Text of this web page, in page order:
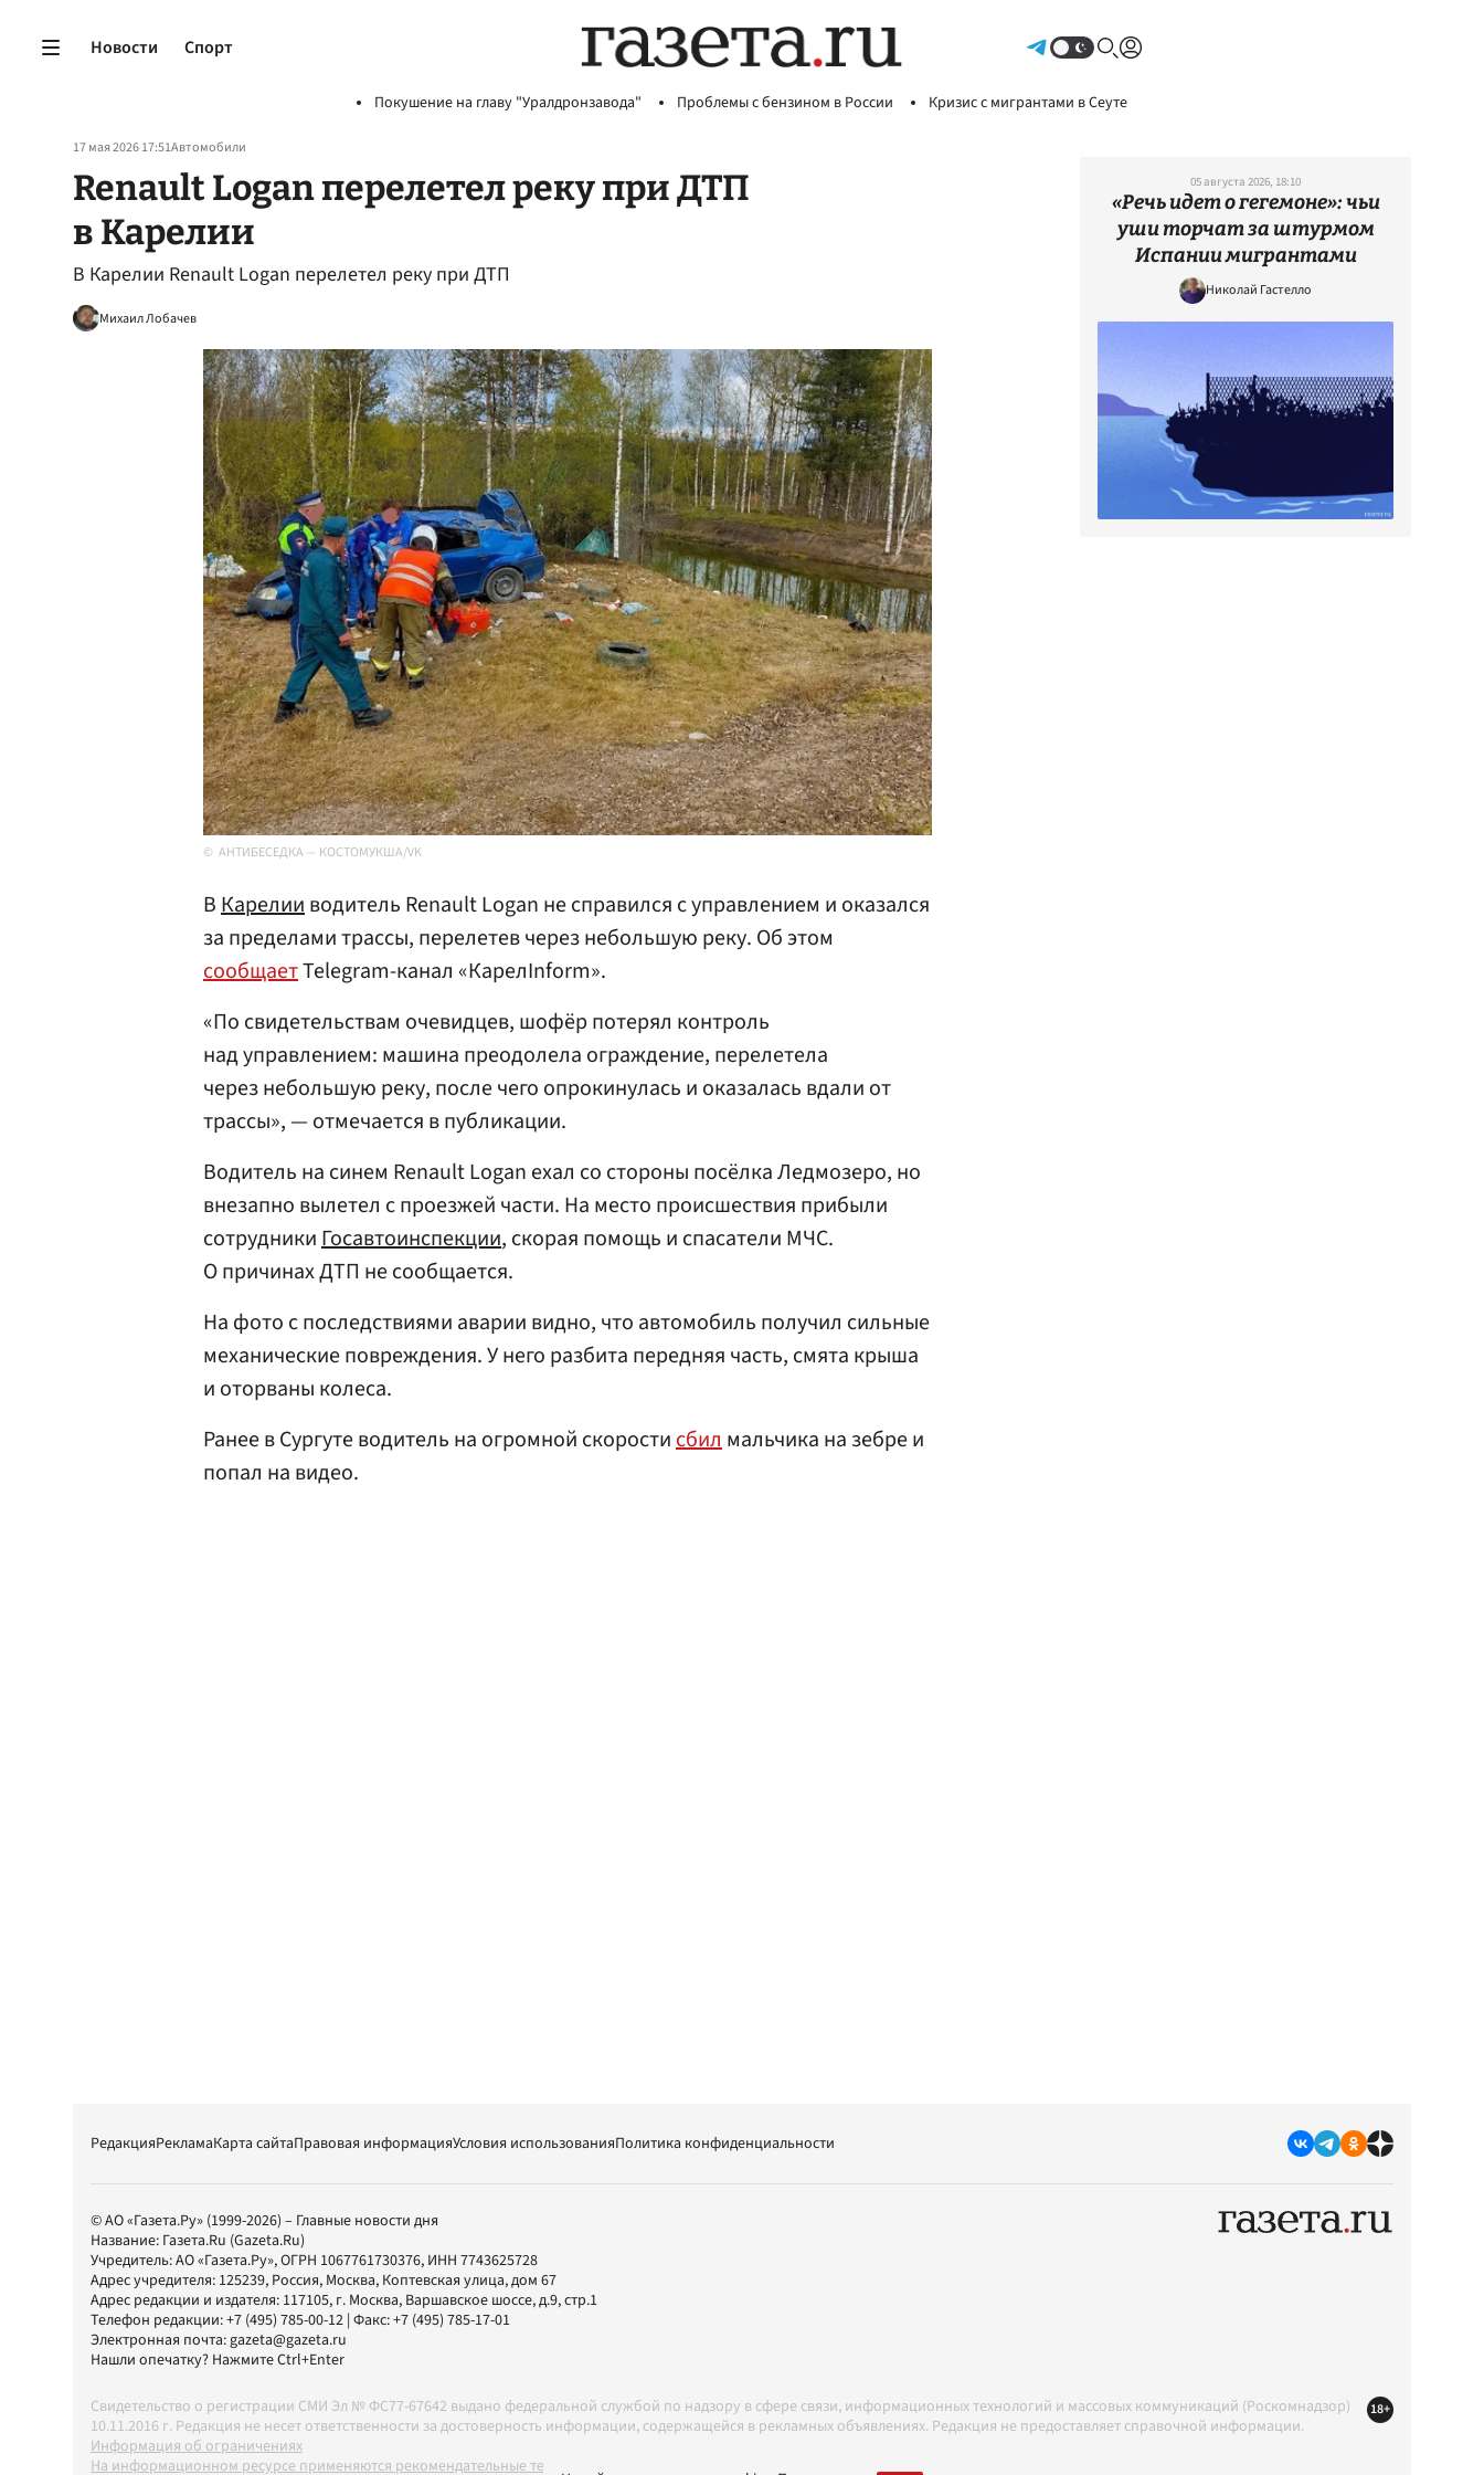
Новости Спорт
Покушение на главу "Уралдронзавода" Проблемы с бензином в России Кризис с мигрантами в Сеуте
17 мая 2026 17:51Автомобили
Renault Logan перелетел реку при ДТП
в Карелии
В Карелии Renault Logan перелетел реку при ДТП
Михаил Лобачев
АНТИБЕСЕДКА — КОСТОМУКША/VK
ВКарелииводитель Renault Logan не справился с управлением и оказался
за пределами трассы, перелетев через небольшую реку. Об этом
сообщаетTelegram-канал «КарелInform».
«По свидетельствам очевидцев, шофёр потерял контроль
над управлением: машина преодолела ограждение, перелетела
через небольшую реку, после чего опрокинулась и оказалась вдали от
трассы», — отмечается в публикации.
Водитель на синем Renault Logan ехал со стороны посёлка Ледмозеро, но
внезапно вылетел с проезжей части. На место происшествия прибыли
сотрудникиГосавтоинспекции, скорая помощь и спасатели МЧС.
О причинах ДТП не сообщается.
На фото с последствиями аварии видно, что автомобиль получил сильные
механические повреждения. У него разбита передняя часть, смята крыша
и оторваны колеса.
Ранее в Сургуте водитель на огромной скоростисбилмальчика на зебре и
попал на видео.
05 августа 2026, 18:10
«Речь идет о гегемоне»: чьи
уши торчат за штурмом
Испании мигрантами
Николай Гастелло
РедакцияРекламаКарта сайтаПравовая информацияУсловия использованияПолитика конфиденциальности
© АО «Газета.Ру» (1999-2026) – Главные новости дня
Название: Газета.Ru (Gazeta.Ru)
Учредитель:АО «Газета.Ру», ОГРН 1067761730376, ИНН 7743625728
Адрес учредителя: 125239, Россия, Москва, Коптевская улица, дом 67
Адрес редакции и издателя: 117105, г. Москва, Варшавское шоссе, д.9, стр.1
Телефон редакции:+7 (495) 785-00-12 | Факс:+7 (495) 785-17-01
Электронная почта:gazeta@gazeta.ru
Нашли опечатку? Нажмите Ctrl+Enter
Свидетельство о регистрации СМИ Эл № ФС77-67642 выдано федеральной службой по надзору в сфере связи, информационных технологий и массовых коммуникаций (Роскомнадзор)
10.11.2016 г. Редакция не несет ответственности за достоверность информации, содержащейся в рекламных объявлениях. Редакция не предоставляет справочной информации.
Информация об ограничениях
На информационном ресурсе применяются рекомендательные технологии в соответствии с Правилами
18+